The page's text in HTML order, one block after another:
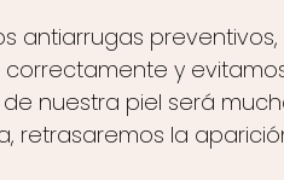
antiarrugas
y
nuestra piel será
retrasaremos la